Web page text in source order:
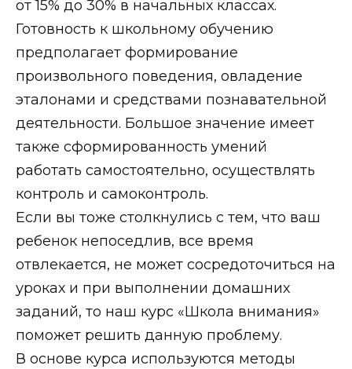
от 15% до 30% в начальных классах.
Готовность к школьному обучению
предполагает формирование
произвольного поведения, овладение
эталонами и средствами познавательной
деятельности. Большое значение имеет
также сформированность умений
работать самостоятельно, осуществлять
контроль и самоконтроль.
Если вы тоже столкнулись с тем, что ваш
ребенок непоседлив, все время
отвлекается, не может сосредоточиться на
уроках и при выполнении домашних
заданий, то наш курс «Школа внимания»
поможет решить данную проблему.
В основе курса используются методы